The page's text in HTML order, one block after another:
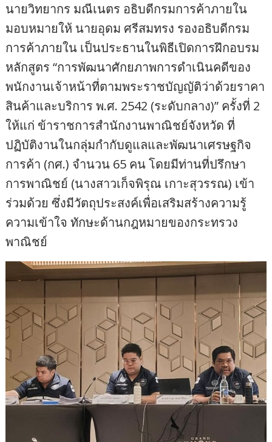
นายวิทยากร มณีเนตร อธิบดีกรมการค้าภายใน
มอบหมายให้ นายอุดม ศรีสมทรง รองอธิบดีกรม
การค้าภายใน เป็นประธานในพิธีเปิดการฝึกอบรม
หลักสูตร “การพัฒนาศักยภาพการดำเนินคดีของ
พนักงานเจ้าหน้าที่ตามพระราชบัญญัติว่าด้วยราคา
สินค้าและบริการ พ.ศ. 2542 (ระดับกลาง)” ครั้งที่ 2
ให้แก่ ข้าราชการสำนักงานพาณิชย์จังหวัด ที่
ปฏิบัติงานในกลุ่มกำกับดูแลและพัฒนาเศรษฐกิจ
การค้า (กศ.) จำนวน 65 คน โดยมีท่านที่ปรึกษา
การพาณิชย์ (นางสาวเก็จพิรุณ เกาะสุวรรณ) เข้า
ร่วมด้วย ซึ่งมีวัตถุประสงค์เพื่อเสริมสร้างความรู้
ความเข้าใจ ทักษะด้านกฎหมายของกระทรวง
พาณิชย์